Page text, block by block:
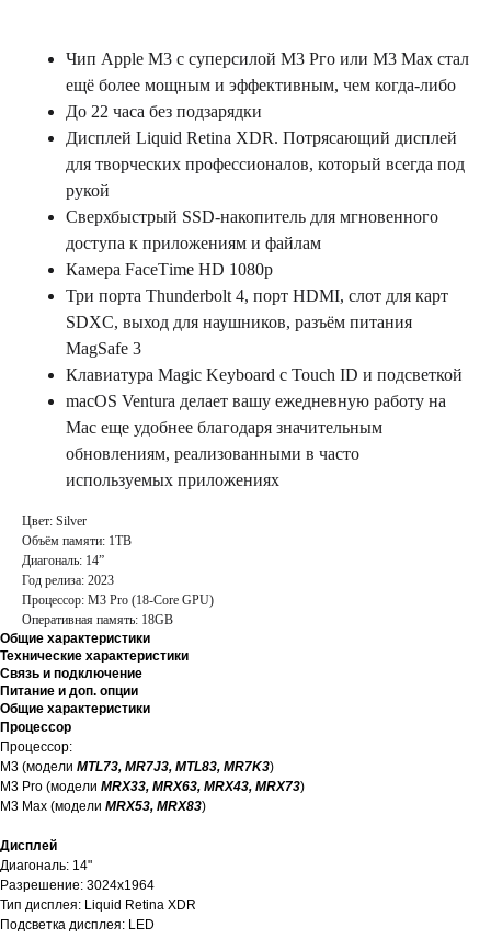
Чип Аррlе М3 с суперсилой М3 Рго или М3 Мах стал
ещё более мощным и эффективным, чем когда-либо
До 22 часа без подзарядки
Дисплей Liquid Retina XDR. Потрясающий дисплей
для творческих профессионалов, который всегда под
рукой
Сверхбыстрый SSD-накопитель для мгновенного
доступа к приложениям и файлам
Камера FасеТimе НD 1080p
Три порта Thunderbolt 4, порт НDМІ, слот для карт
SDXC, выход для наушников, разъём питания
MagSafe 3
Клавиатура Magic Keyboard c Touch ID и подсветкой
macOS Ventura делает вашу ежедневную работу на
Мас еще удобнее благодаря значительным
обновлениям, реализованными в часто
используемых приложениях
Цвет: Silver
Объём памяти: 1TB
Диагональ: 14”
Год релиза: 2023
Процессор: M3 Pro (18-Core GPU)
Оперативная память: 18GB
Общие характеристики
Технические характеристики
Связь и подключение
Питание и доп. опции
Общие характеристики
Процессор
Процессор:
M3 (модели MTL73, MR7J3, MTL83, MR7K3)
M3 Pro (модели MRX33, MRX63, MRX43, MRX73)
M3 Max (модели MRX53, MRX83)
Дисплей
Диагональ: 14"
Разрешение: 3024x1964
Тип дисплея: Liquid Retina XDR
Подсветка дисплея: LED